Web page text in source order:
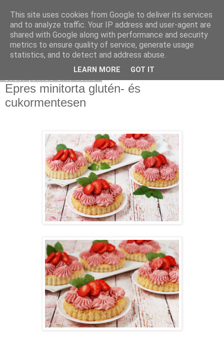
Moha Konyha
Epres minitorta glutén- és
cukormentesen
This site uses cookies from Google to deliver its services
and to analyze traffic. Your IP address and user-agent are
shared with Google along with performance and security
metrics to ensure quality of service, generate usage
statistics, and to detect and address abuse.
LEARN MORE GOT IT